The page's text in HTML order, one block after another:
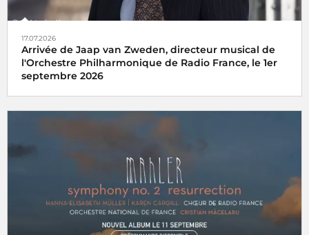
17.07.2026
Arrivée de Jaap van Zweden, directeur musical de
l'Orchestre Philharmonique de Radio France, le 1er
septembre 2026